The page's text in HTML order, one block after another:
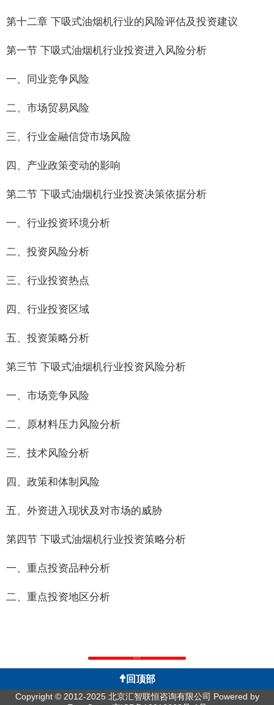
第十二章 下吸式油烟机行业的风险评估及投资建议
第一节 下吸式油烟机行业投资进入风险分析
一、同业竞争风险
二、市场贸易风险
三、行业金融信贷市场风险
四、产业政策变动的影响
第二节 下吸式油烟机行业投资决策依据分析
一、行业投资环境分析
二、投资风险分析
三、行业投资热点
四、行业投资区域
五、投资策略分析
第三节 下吸式油烟机行业投资风险分析
一、市场竞争风险
二、原材料压力风险分析
三、技术风险分析
四、政策和体制风险
五、外资进入现状及对市场的威胁
第四节 下吸式油烟机行业投资策略分析
一、重点投资品种分析
二、重点投资地区分析
返回列表
回顶部
Copyright © 2012-2025 北京汇智联恒咨询有限公司 Powered by